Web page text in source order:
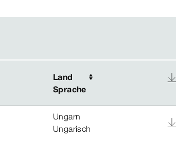
Land
Sprache
Land
Sprache
Ungarn
Ungarisch